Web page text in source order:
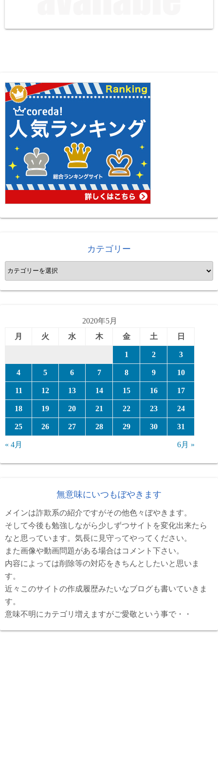
カテゴリー
カ
テ
ゴ
2020年5月
月
火 水 木 金 土 日
1 2 3
4 5 6 7 8 9 10
11 12 13 14 15 16 17
18 19 20 21 22 23 24
25 26 27 28 29 30 31
« 4月 6月 »
無意味にいつもぼやきます
メインは詐欺系の紹介ですがその他色々ぼやきます。
そして今後も勉強しながら少しずつサイトを変化出来たら
なと思っています。気長に見守ってやってください。
また画像や動画問題がある場合はコメント下さい。
内容によっては削除等の対応をきちんとしたいと思いま
す。
近々このサイトの作成履歴みたいなブログも書いていきま
す。
意味不明にカテゴリ増えますがご愛敬という事で・・